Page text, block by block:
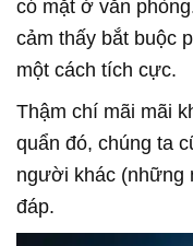
có mặt ở văn
cảm thấy bắt buộc
một cách tích cực.
Thậm chí mãi mãi
quẩn đó, chúng ta
người khác (những
đáp.